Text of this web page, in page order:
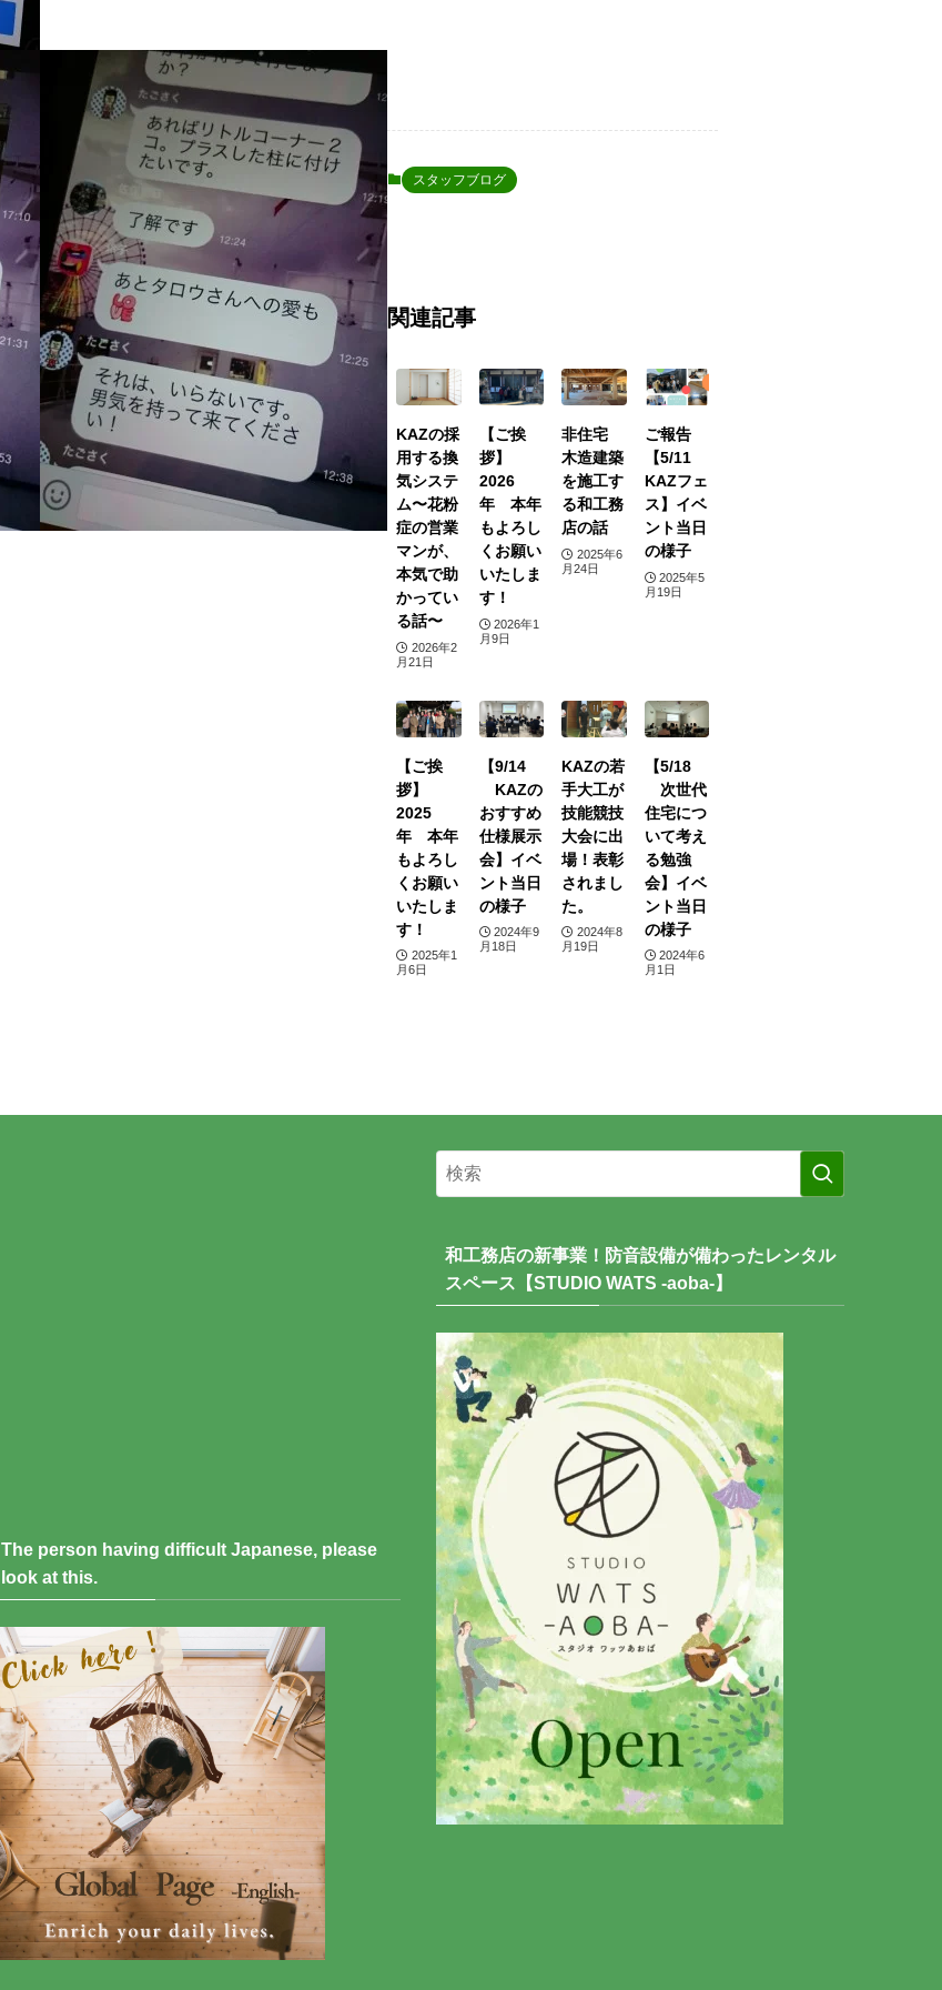
スタッフブログ
関連記事
KAZの採
用する換
気システ
ム〜花粉
症の営業
マンが、
本気で助
かってい
る話〜
2026年2
月21日
【ご挨
拶】
2026
年 本年
もよろし
くお願い
いたしま
す！
2026年1
月9日
非住宅
木造建築
を施工す
る和工務
店の話
2025年6
月24日
ご報告
【5/11
KAZフェ
ス】イベ
ント当日
の様子
2025年5
月19日
【ご挨
拶】
2025
年 本年
もよろし
くお願い
いたしま
す！
2025年1
月6日
【9/14
KAZの
おすすめ
仕様展示
会】イベ
ント当日
の様子
2024年9
月18日
KAZの若
手大工が
技能競技
大会に出
場！表彰
されまし
た。
2024年8
月19日
【5/18
次世代
住宅につ
いて考え
る勉強
会】イベ
ント当日
の様子
2024年6
月1日
The person having difficult Japanese, please
look at this.
和工務店の新事業！防音設備が備わったレンタル
スペース【STUDIO WATS -aoba-】